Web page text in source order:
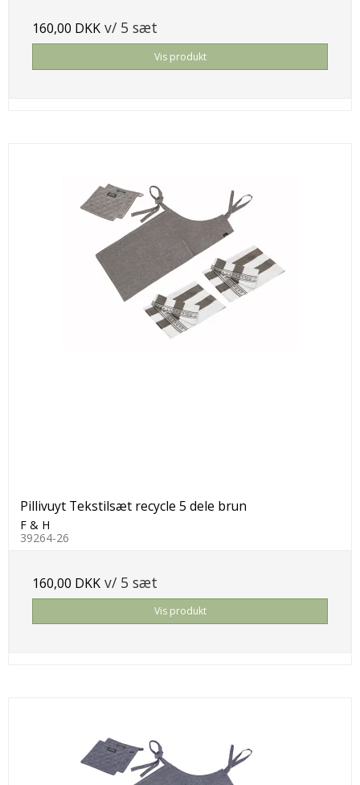
160,00 DKK v/ 5 sæt
Vis produkt
Pillivuyt Tekstilsæt recycle 5 dele brun
F & H
39264-26
160,00 DKK v/ 5 sæt
Vis produkt